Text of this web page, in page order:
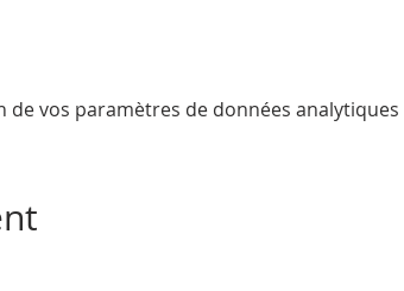
de vos paramètres de données